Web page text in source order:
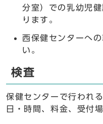
分室）での乳幼児
ります。
西保健センターへ
い。
検査
保健センターで行われ
日・時間、料金、受付